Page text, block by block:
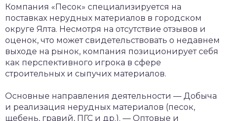
Компания «Песок» специализируется на
поставках нерудных материалов в городском
округе Ялта. Несмотря на отсутствие отзывов и
оценок, что может свидетельствовать о недавнем
выходе на рынок, компания позиционирует себя
как перспективного игрока в сфере
строительных и сыпучих материалов.
Основные направления деятельности — Добыча
и реализация нерудных материалов (песок,
щебень, гравий, ПГС и др.). — Оптовые и